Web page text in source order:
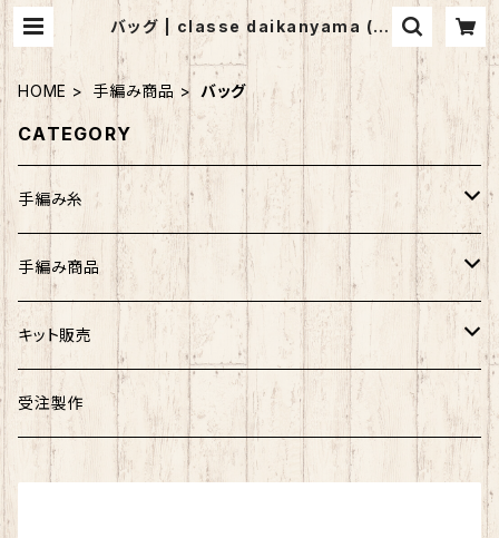
バッグ | classe daikanyama (ク
ラッセ代官山）
HOME 手編み商品 バッグ
CATEGORY
手編み糸
アンゴラホイップ
つややかコットン
ウォッシュコットン
リッチモア
手編み商品
マフラー
ストール
帽子
キット販売
バッグ
帽子
受注製作